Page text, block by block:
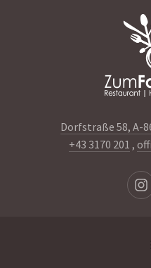
Dorfstraße 58, A-
+43 3170 201 ,